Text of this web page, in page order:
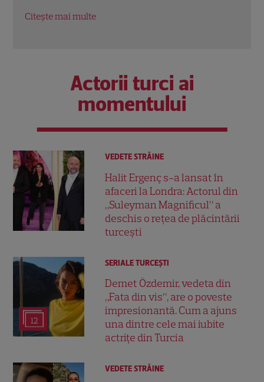
Citește mai multe
Actorii turci ai
momentului
VEDETE STRĂINE
Halit Ergenç s-a lansat în
afaceri la Londra: Actorul din
„Suleyman Magnificul” a
deschis o rețea de plăcintării
turcești
12
SERIALE TURCEŞTI
Demet Özdemir, vedeta din
„Fata din vis”, are o poveste
impresionantă. Cum a ajuns
una dintre cele mai iubite
actrițe din Turcia
VEDETE STRĂINE